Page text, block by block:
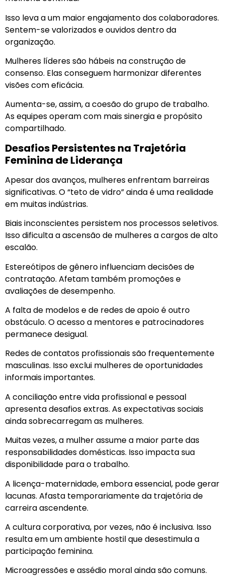
Isso leva a um maior engajamento dos colaboradores.
Sentem-se valorizados e ouvidos dentro da
organização.
Mulheres líderes são hábeis na construção de
consenso. Elas conseguem harmonizar diferentes
visões com eficácia.
Aumenta-se, assim, a coesão do grupo de trabalho.
As equipes operam com mais sinergia e propósito
compartilhado.
Desafios Persistentes na Trajetória
Feminina de Liderança
Apesar dos avanços, mulheres enfrentam barreiras
significativas. O “teto de vidro” ainda é uma realidade
em muitas indústrias.
Biais inconscientes persistem nos processos seletivos.
Isso dificulta a ascensão de mulheres a cargos de alto
escalão.
Estereótipos de gênero influenciam decisões de
contratação. Afetam também promoções e
avaliações de desempenho.
A falta de modelos e de redes de apoio é outro
obstáculo. O acesso a mentores e patrocinadores
permanece desigual.
Redes de contatos profissionais são frequentemente
masculinas. Isso exclui mulheres de oportunidades
informais importantes.
A conciliação entre vida profissional e pessoal
apresenta desafios extras. As expectativas sociais
ainda sobrecarregam as mulheres.
Muitas vezes, a mulher assume a maior parte das
responsabilidades domésticas. Isso impacta sua
disponibilidade para o trabalho.
A licença-maternidade, embora essencial, pode gerar
lacunas. Afasta temporariamente da trajetória de
carreira ascendente.
A cultura corporativa, por vezes, não é inclusiva. Isso
resulta em um ambiente hostil que desestimula a
participação feminina.
Microagressões e assédio moral ainda são comuns.